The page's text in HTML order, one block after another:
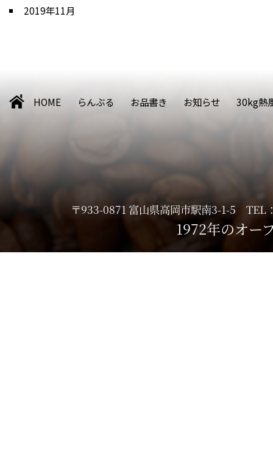
2019年11月
HOME らんぶる お品書き お知らせ 30kg熱
〒933-0871 富山県高岡市駅南3-1-5
1972年のオー